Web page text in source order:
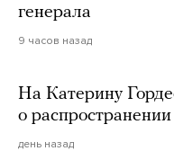
генерала
9 часов назад
На Катерину
о
день назад